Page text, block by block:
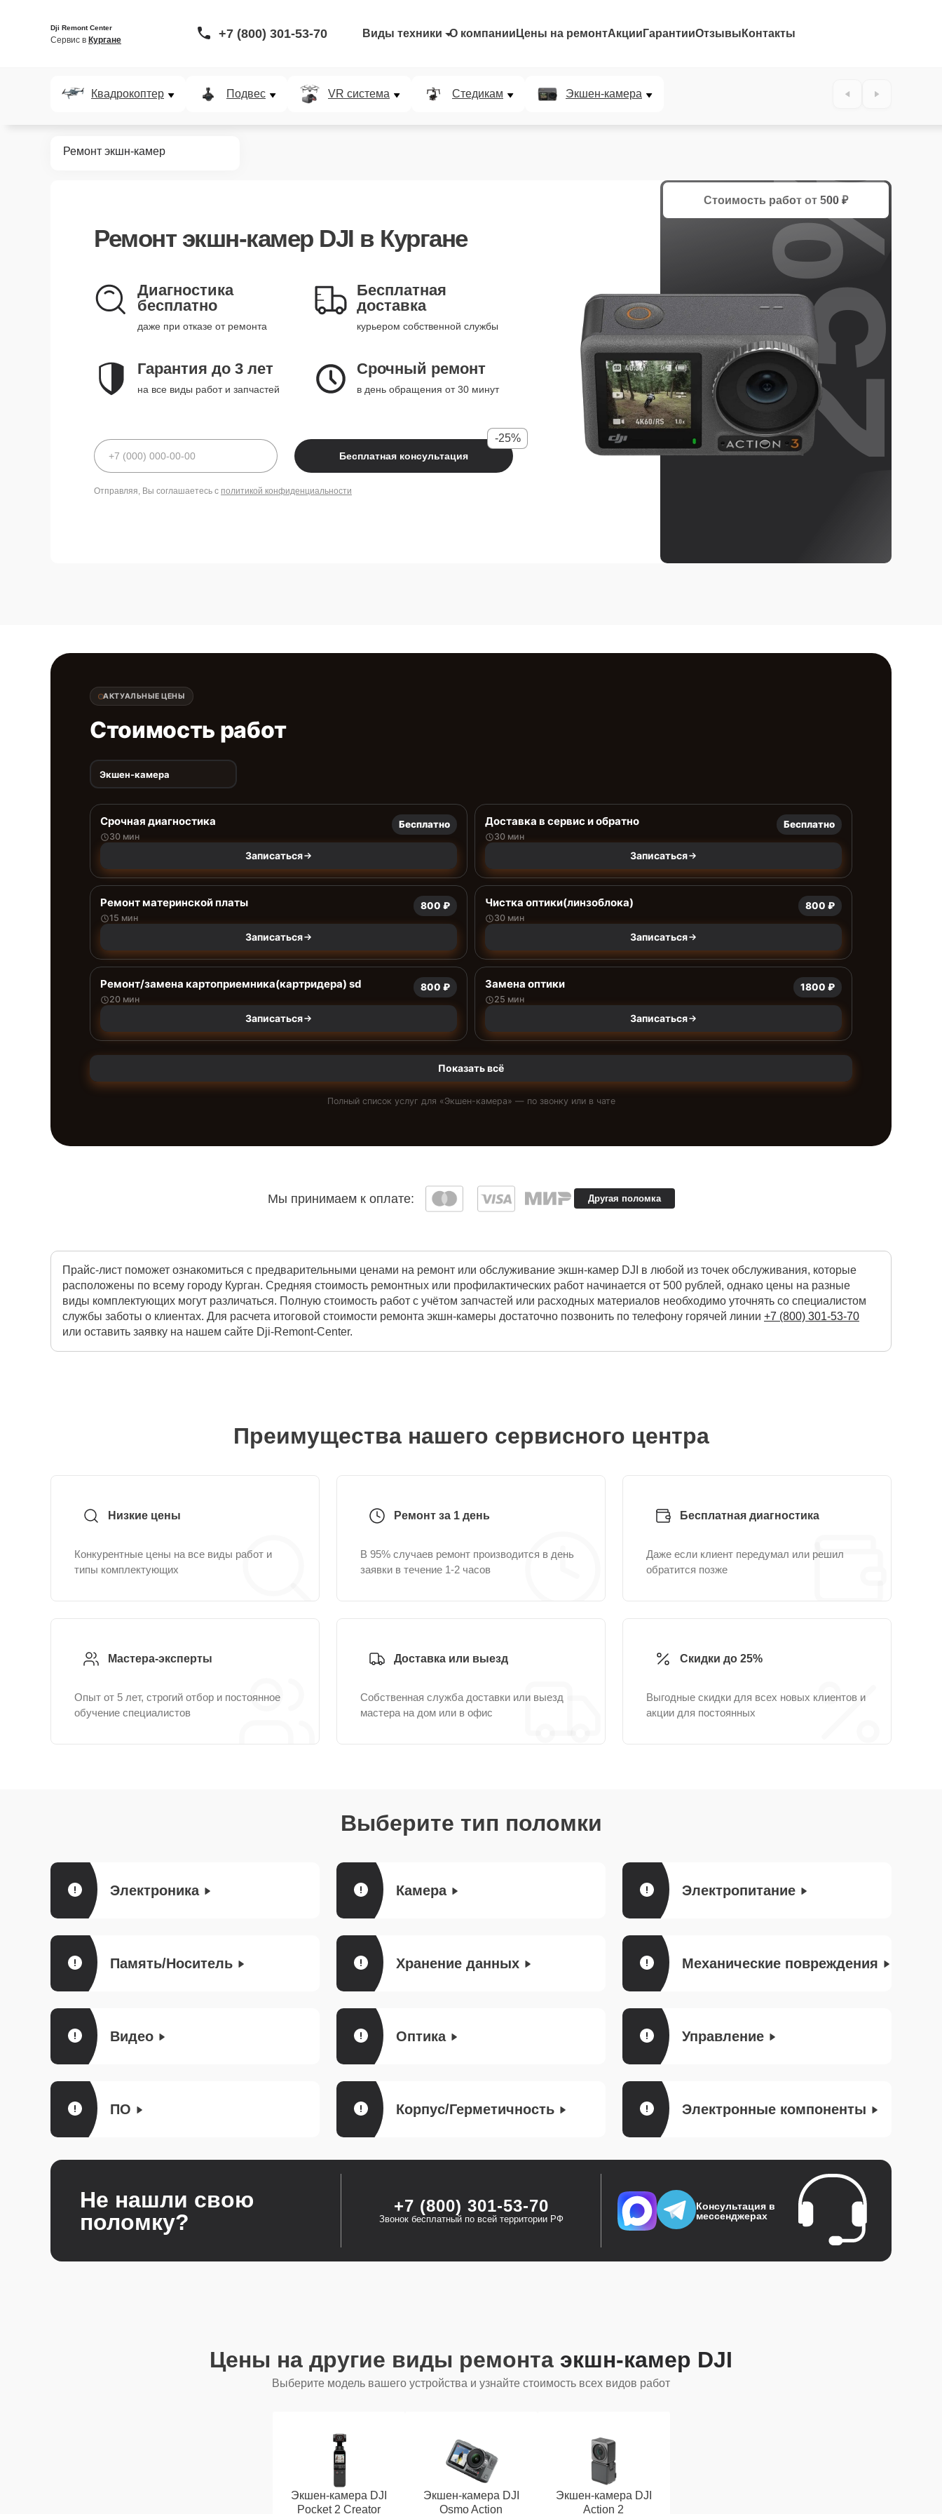
Dji Remont Center
Сервис в Кургане +7 (800) 301-53-70 Виды техники О компании Цены на ремонтАкции ГарантииОтзывы Контакты
Квадрокоптер Подвес VR система Стедикам Экшен-камера
Ремонт экшн-камер
Ремонт экшн-камер DJI в Кургане
Диагностика
бесплатно
даже при отказе от ремонта
Бесплатная
доставка
курьером собственной службы
Гарантия до 3 лет
на все виды работ и запчастей
Срочный ремонт
в день обращения от 30 минут
Бесплатная консультация
-25%
Отправляя, Вы соглашаетесь с политикой конфиденциальности
Стоимость работ от 500 ₽
25%
АКТУАЛЬНЫЕ ЦЕНЫ
Стоимость работ
Экшен-камера
Срочная диагностика
30 мин
Бесплатно
Записаться
Доставка в сервис и обратно
30 мин
Бесплатно
Записаться
Ремонт материнской платы
15 мин
800 ₽
Записаться
Чистка оптики(линзоблока)
30 мин
800 ₽
Записаться
Ремонт/замена картоприемника(картридера) sd
20 мин
800 ₽
Записаться
Замена оптики
25 мин
1800 ₽
Записаться
Показать всё
Полный список услуг для «Экшен-камера» — по звонку или в чате
Мы принимаем к оплате: Другая поломка
Прайс-лист поможет ознакомиться с предварительными ценами на ремонт или обслуживание экшн-камер DJI в любой из точек обслуживания, которые
расположены по всему городу Курган. Средняя стоимость ремонтных или профилактических работ начинается от 500 рублей, однако цены на разные
виды комплектующих могут различаться. Полную стоимость работ с учётом запчастей или расходных материалов необходимо уточнять со специалистом
службы заботы о клиентах. Для расчета итоговой стоимости ремонта экшн-камеры достаточно позвонить по телефону горячей линии +7 (800) 301-53-70
или оставить заявку на нашем сайте Dji-Remont-Center.
Преимущества нашего сервисного центра
Низкие цены
Конкурентные цены на все виды работ и
типы комплектующих
Ремонт за 1 день
В 95% случаев ремонт производится в день
заявки в течение 1-2 часов
Бесплатная диагностика
Даже если клиент передумал или решил
обратится позже
Мастера-эксперты
Опыт от 5 лет, строгий отбор и постоянное
обучение специалистов
Доставка или выезд
Собственная служба доставки или выезд
мастера на дом или в офис
Скидки до 25%
Выгодные скидки для всех новых клиентов и
акции для постоянных
Выберите тип поломки
Электроника Камера Электропитание
Память/Носитель Хранение данных Механические повреждения
Видео Оптика Управление
ПО Корпус/Герметичность Электронные компоненты
Не нашли свою
поломку?
+7 (800) 301-53-70
Звонок бесплатный по всей территории РФ
Консультация в
мессенджерах
Цены на другие виды ремонта экшн-камер DJI
Выберите модель вашего устройства и узнайте стоимость всех видов работ
Экшен-камера DJI
Pocket 2 Creator
Экшен-камера DJI
Osmo Action
Экшен-камера DJI
Action 2